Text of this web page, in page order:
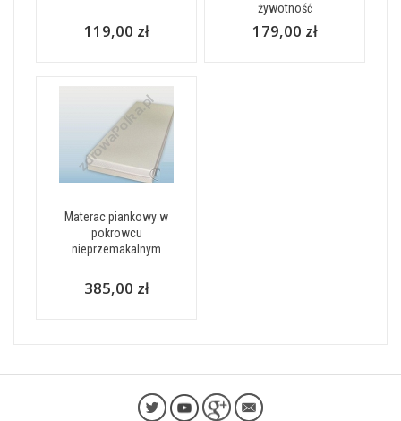
119,00 zł
żywotność
179,00 zł
Materac piankowy w
pokrowcu
nieprzemakalnym
385,00 zł